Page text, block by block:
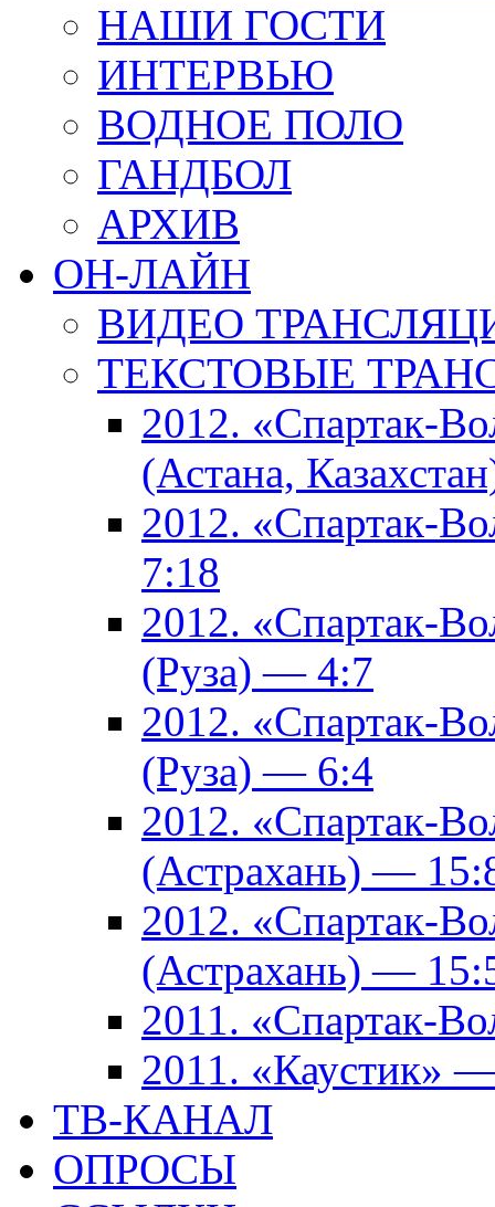
НАШИ ГОСТИ
ИНТЕРВЬЮ
ВОДНОЕ ПОЛО
ГАНДБОЛ
АРХИВ
ОН-ЛАЙН
ВИДЕО
ТЕКСТОВЫЕ
2012. «Спартак-
(Астана,
2012. «Спартак-
7:18
2012. «Спартак-
(Руза) — 4:7
2012. «Спартак-
(Руза) — 6:4
2012. «Спартак-
(Астрахань) —
2012. «Спартак-
(Астрахань) —
2011. «Спартак-
2011.
ТВ-КАНАЛ
ОПРОСЫ